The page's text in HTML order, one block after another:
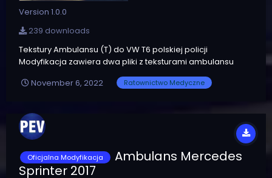
Version 1.0.0
239 downloads
Tekstury Ambulansu (T) do VW T6 polskiej policji
Modyfikacja zawiera dwa pliki z teksturami ambulansu
transportowego do pojazdu Volkswagen Transporter T6.
Obejmuje ona tekstury belki, tablic rejestracyjnych i
wersję specjalną. Jest to wczesna...
November 6, 2022 Ratownictwo Medyczne
Oficjalna Modyfikacja
Ambulans Mercedes
Sprinter 2017